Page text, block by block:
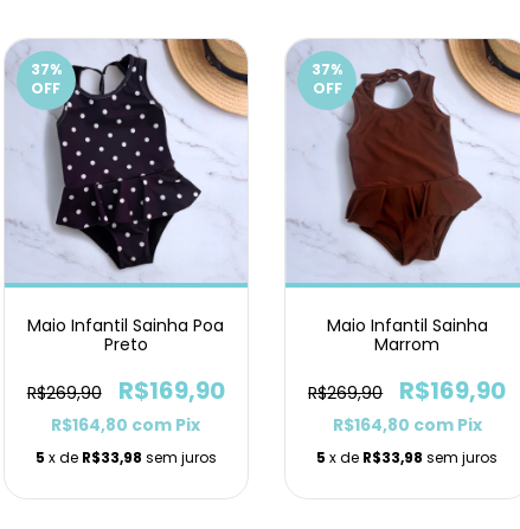
37%
OFF
Maio Infantil Sainha Poa
Preto
R$269,90 R$169,90
R$164,80 com Pix
5 x de R$33,98 sem juros
37%
OFF
Maio Infantil Sainha
Marrom
R$269,90 R$169,90
R$164,80 com Pix
5 x de R$33,98 sem juros